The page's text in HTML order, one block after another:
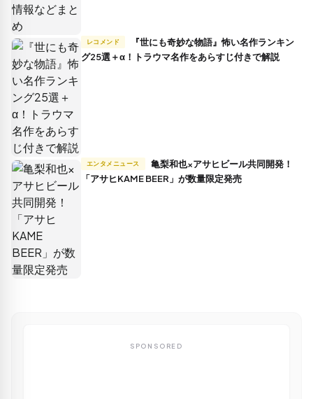
レコメンド
グ25選＋α！トラウマ名作をあらすじ付きで解説
エンタメニュース
「アサヒKAME BEER」が数量限定発売
SPONSORED